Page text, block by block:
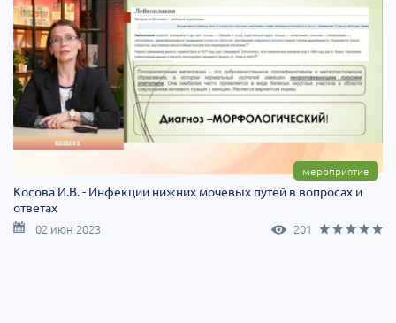
мероприятие
Косова И.В. - Инфекции нижних мочевых путей в вопросах и
ответах
02 июн 2023 201